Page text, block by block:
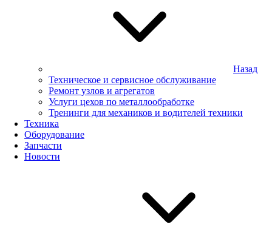
Назад
Техническое и сервисное обслуживание
Ремонт узлов и агрегатов
Услуги цехов по металлообработке
Тренинги для механиков и водителей техники
Техника
Оборудование
Запчасти
Новости